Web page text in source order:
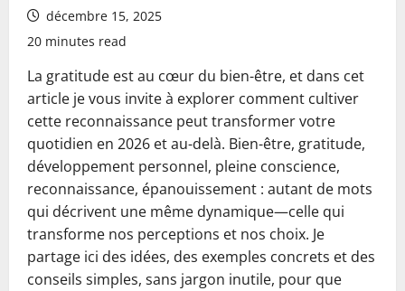
décembre 15, 2025
20 minutes read
La gratitude est au cœur du bien-être, et dans cet
article je vous invite à explorer comment cultiver
cette reconnaissance peut transformer votre
quotidien en 2026 et au-delà. Bien-être, gratitude,
développement personnel, pleine conscience,
reconnaissance, épanouissement : autant de mots
qui décrivent une même dynamique—celle qui
transforme nos perceptions et nos choix. Je
partage ici des idées, des exemples concrets et des
conseils simples, sans jargon inutile, pour que